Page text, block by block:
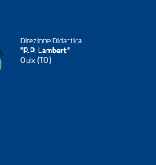
Direzione Didattica
"P.P. Lambert"
Oulx (TO)